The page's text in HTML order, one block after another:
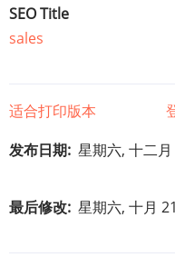
SEO Title
sales
适合打印版本
发布日期 星期六, 十二
最后修改 星期六, 十月